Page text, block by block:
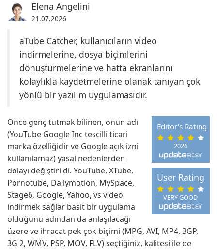
Elena Angelini
21.07.2026
aTube Catcher, kullanıcıların video
indirmelerine, dosya biçimlerini
dönüştürmelerine ve hatta ekranlarını
kolaylıkla kaydetmelerine olanak tanıyan çok
yönlü bir yazılım uygulamasıdır.
2026
Editor's Rating
VERY GOOD
User Rating
Önce genç tutmak bilinen, onun adı
(YouTube Google Inc tescilli ticari
marka özelliğidir ve Google açık izni
kullanılamaz) yasal nedenlerden
dolayı değiştirildi. YouTube, XTube,
Pornotube, Dailymotion, MySpace,
Stage6, Google, Yahoo, vs video
indirmek sağlar basit bir uygulama
olduğunu adından da anlaşılacağı
üzere ve ihracat pek çok biçimi (MPG, AVI, MP4, 3GP,
3G 2, WMV, PSP, MOV, FLV) seçtiğiniz, kalitesi ile de